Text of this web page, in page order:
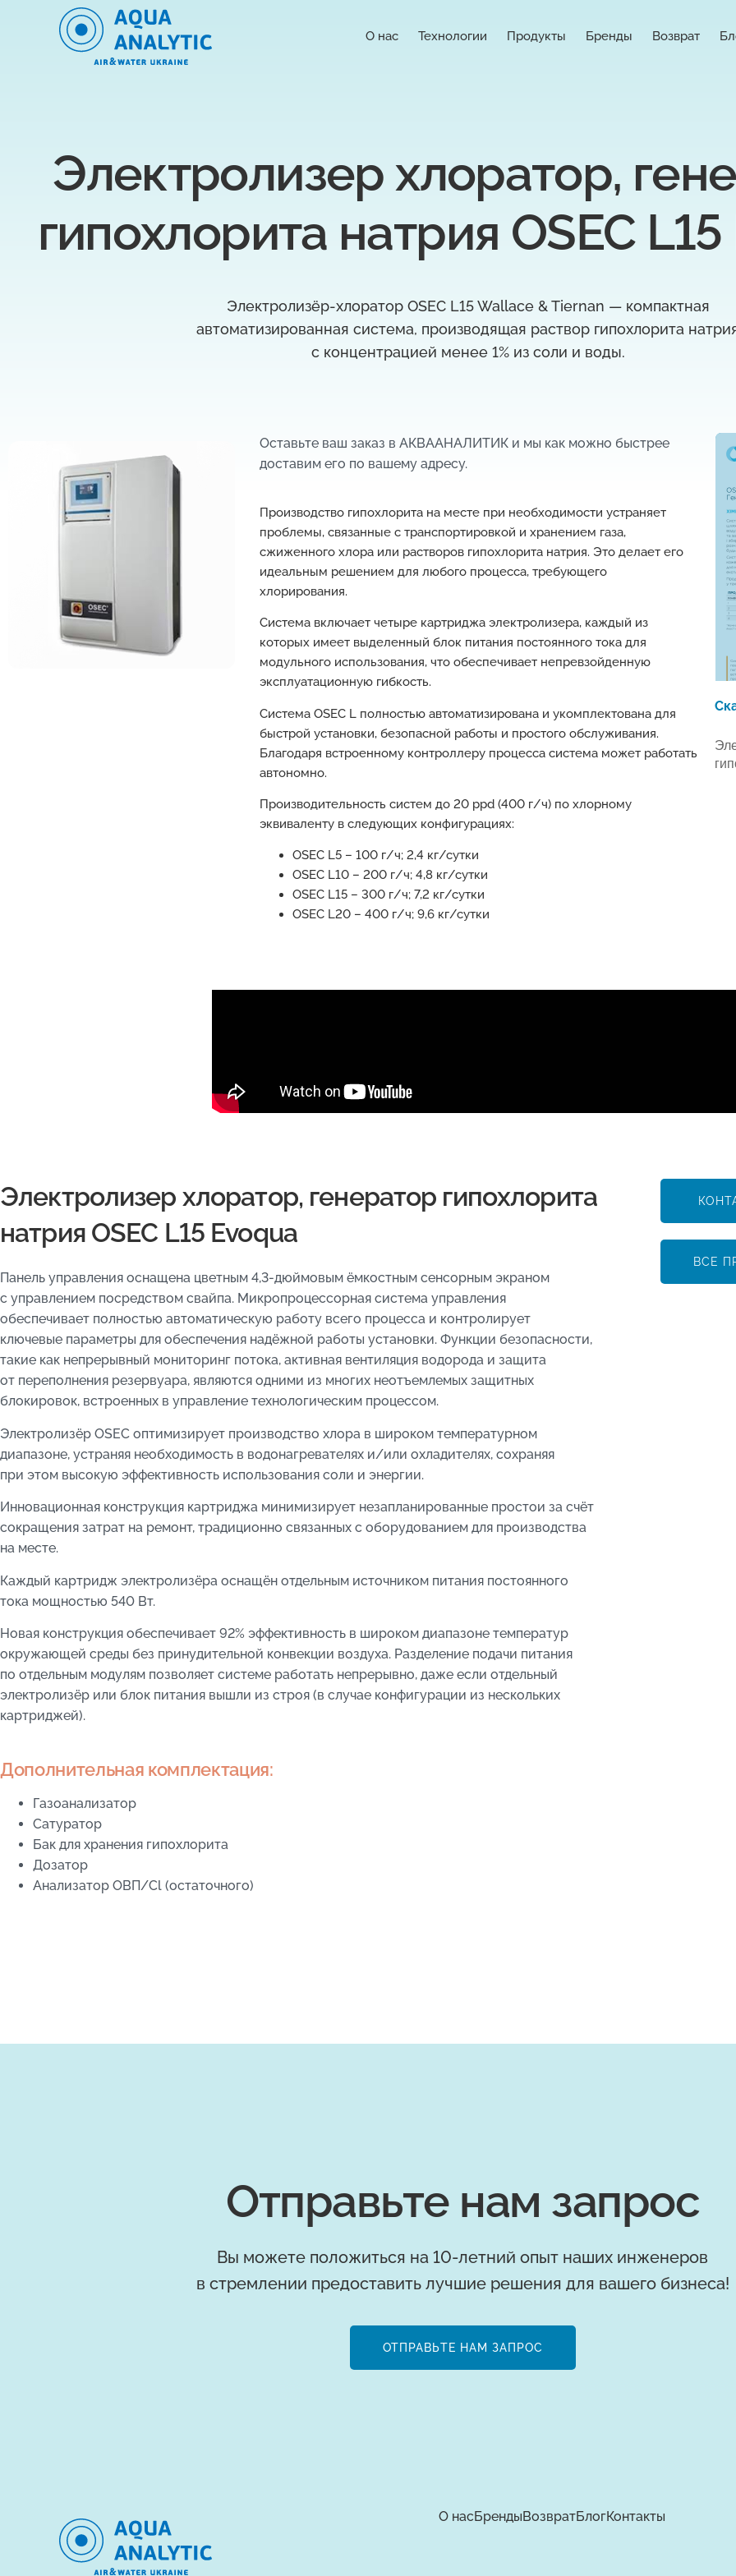
О нас Технологии Продукты Бренды Возврат
Электролизер хлоратор,
гипохлорита натрия OSEC
Электролизёр-хлоратор OSEC L15 Wallace & Tiernan — компактная
автоматизированная система, производящая раствор гипохлорита
с концентрацией менее 1% из соли и воды.
Оставьте ваш заказ в АКВААНАЛИТИК и мы как можно быстрее
доставим его по вашему адресу.
Производство гипохлорита на месте при необходимости устраняет
проблемы, связанные с транспортировкой и хранением газа,
сжиженного хлора или растворов гипохлорита натрия. Это делает его
идеальным решением для любого процесса, требующего
хлорирования.
Система включает четыре картриджа электролизера, каждый из
которых имеет выделенный блок питания постоянного тока для
модульного использования, что обеспечивает непревзойденную
эксплуатационную гибкость.
Система OSEC L полностью автоматизирована и укомплектована для
быстрой установки, безопасной работы и простого обслуживания.
Благодаря встроенному контроллеру процесса система может работать
автономно.
Производительность систем до 20 ppd (400 г/ч) по хлорному
эквиваленту в следующих конфигурациях:
OSEC L5 – 100 г/ч; 2,4 кг/сутки
OSEC L10 – 200 г/ч; 4,8 кг/сутки
OSEC L15 – 300 г/ч; 7,2 кг/сутки
OSEC L20 – 400 г/ч; 9,6 кг/сутки
Электролизер хлоратор, генератор гипохлорита
натрия OSEC L15 Evoqua
Панель управления оснащена цветным 4,3-дюймовым ёмкостным сенсорным экраном
с управлением посредством свайпа. Микропроцессорная система управления
обеспечивает полностью автоматическую работу всего процесса и контролирует
ключевые параметры для обеспечения надёжной работы установки. Функции безопасности,
такие как непрерывный мониторинг потока, активная вентиляция водорода и защита
от переполнения резервуара, являются одними из многих неотъемлемых защитных
блокировок, встроенных в управление технологическим процессом.
Электролизёр OSEC оптимизирует производство хлора в широком температурном
диапазоне, устраняя необходимость в водонагревателях и/или охладителях, сохраняя
при этом высокую эффективность использования соли и энергии.
Инновационная конструкция картриджа минимизирует незапланированные простои за счёт
сокращения затрат на ремонт, традиционно связанных с оборудованием для производства
на месте.
Каждый картридж электролизёра оснащён отдельным источником питания постоянного
тока мощностью 540 Вт.
Новая конструкция обеспечивает 92% эффективность в широком диапазоне температур
окружающей среды без принудительной конвекции воздуха. Разделение подачи питания
по отдельным модулям позволяет системе работать непрерывно, даже если отдельный
электролизёр или блок питания вышли из строя (в случае конфигурации из нескольких
картриджей).
Дополнительная комплектация:
Газоанализатор
Сатуратор
Бак для хранения гипохлорита
Дозатор
Анализатор ОВП/Cl (остаточного)
ВСЕ
Отправьте нам запрос
Вы можете положиться на 10-летний опыт наших инженеров
в стремлении предоставить лучшие решения для вашего бизнеса!
ОТПРАВЬТЕ НАМ ЗАПРОС
О насБрендыВозвратБлогКонтакты